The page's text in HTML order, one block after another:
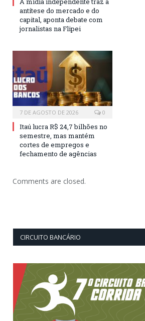
antítese do mercado e do
capital, aponta debate com
jornalistas na Flipei
7 DE AGOSTO DE 2026 0
Itaú lucra R$ 24,7 bilhões no
semestre, mas mantém
cortes de empregos e
fechamento de agências
Comments are closed.
CIRCUITO BANCÁRIO